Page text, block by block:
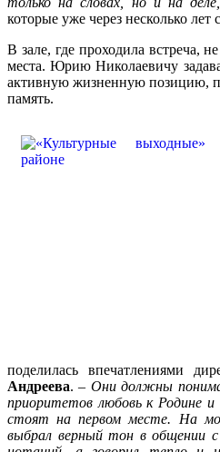
которые уже через несколько
В зале, где проходила встреча,
места. Юрию Николаевичу
активную жизненную позицию,
память.
поделилась впечатлениями
Андреева.– Они должны
приоритетов любовь к Родине
стоят на первом месте. На
выбрал верный тон в общении